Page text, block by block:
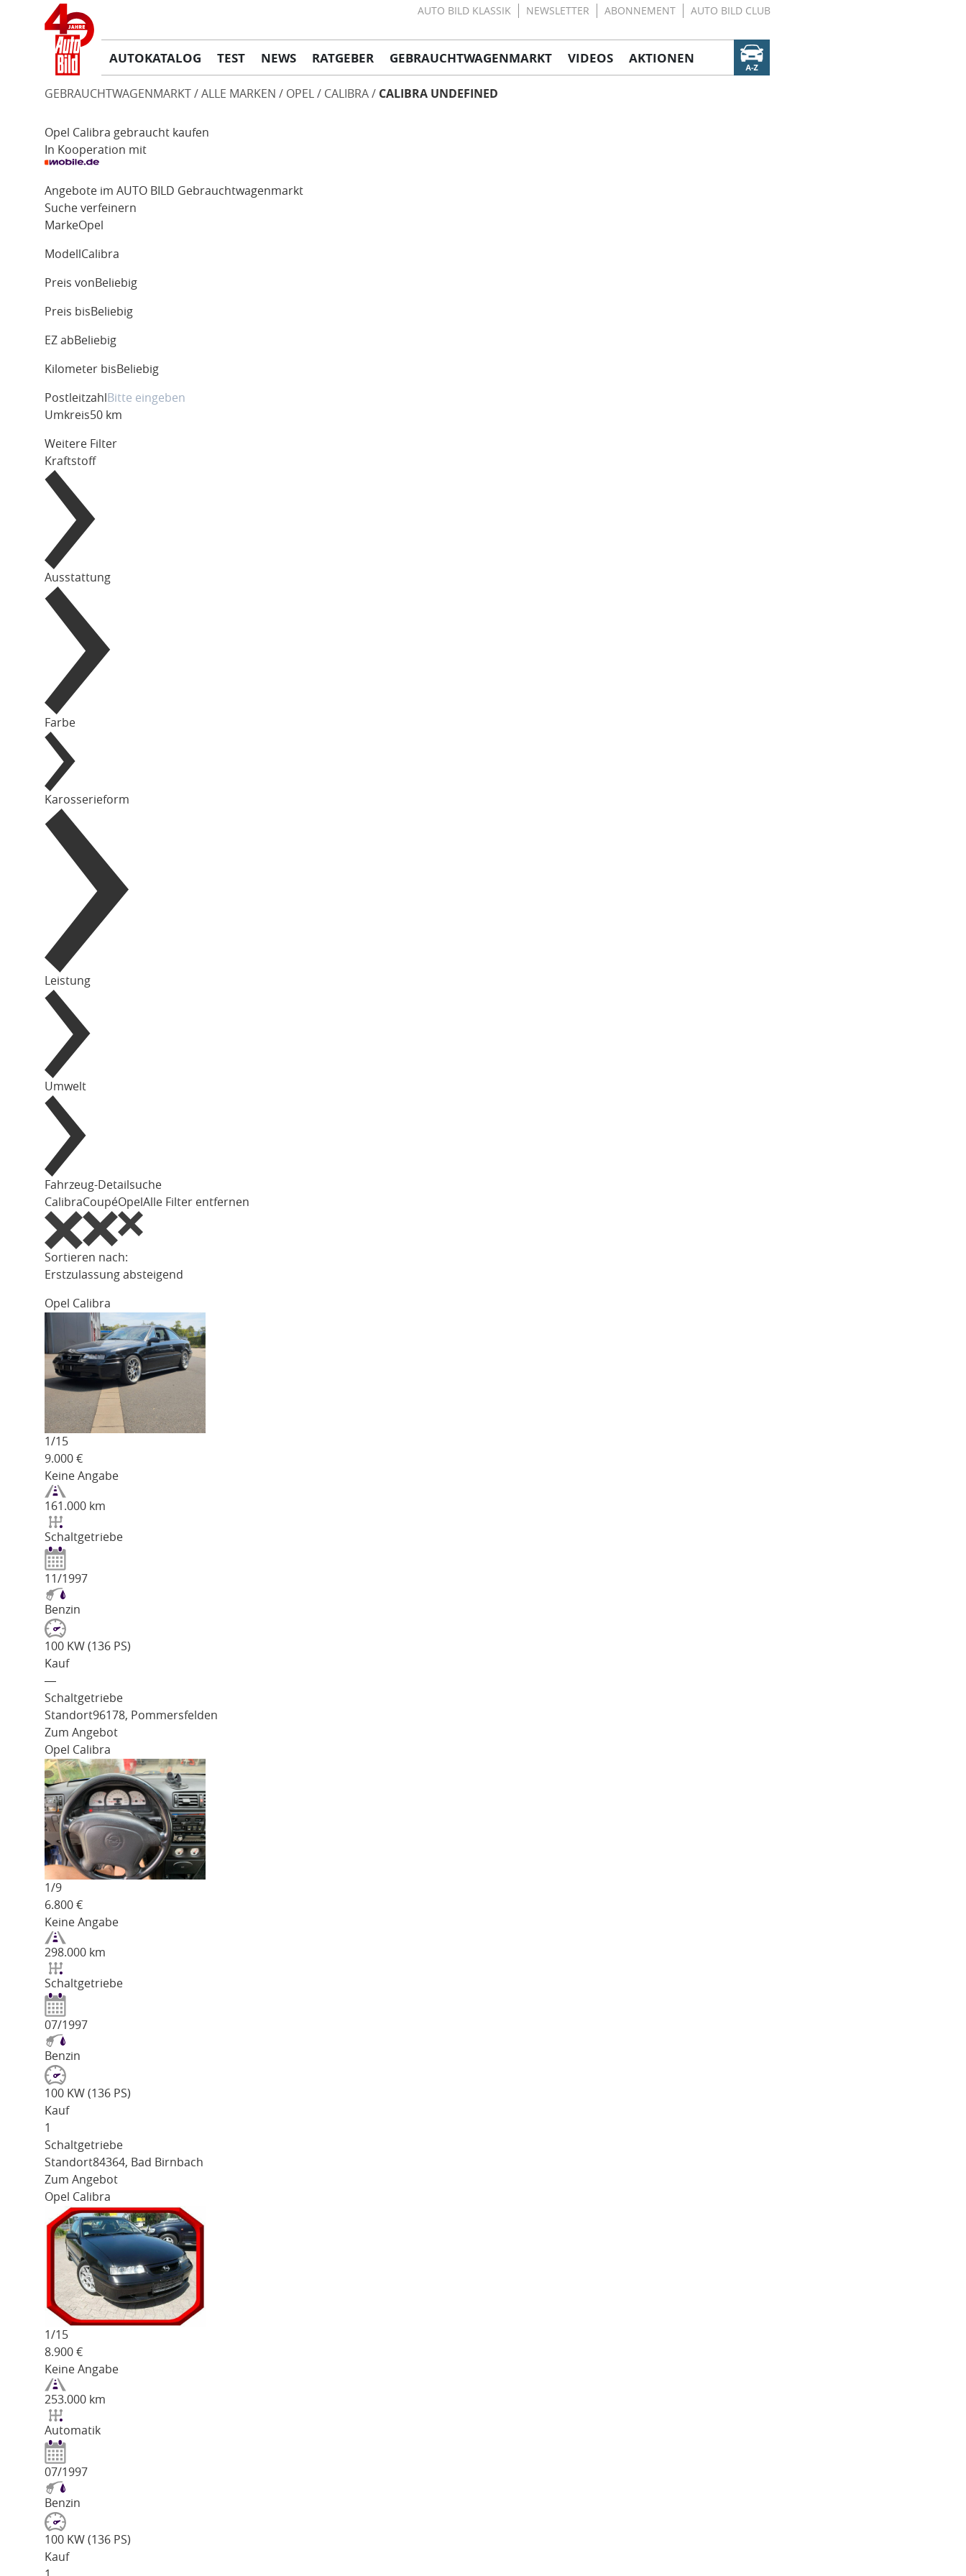
AUTO BILD KLASSIK NEWSLETTER ABONNEMENT AUTO BILD CLUB
AUTOKATALOG TEST NEWS RATGEBER GEBRAUCHTWAGENMARKT VIDEOS AKTIONEN
GEBRAUCHTWAGENMARKT ALLE MARKEN OPEL CALIBRA CALIBRA UNDEFINED
Opel Calibra gebraucht kaufen
In Kooperation mit
Angebote im AUTO BILD Gebrauchtwagenmarkt
Suche verfeinern
MarkeOpel
Modell Calibra
Preis von Beliebig
Preis bis Beliebig
EZ ab Beliebig
Kilometer bis Beliebig
Postleitzahl
Umkreis50 km
Weitere Filter
Kraftstoff
Ausstattung
Farbe
Karosserieform
Leistung
Umwelt
Fahrzeug-Detailsuche
CalibraCoupéOpelAlle Filter entfernen
Sortieren nach:
Erstzulassung absteigend
Opel Calibra
1/15
9.000 €
Keine Angabe
161.000 km
Schaltgetriebe
11/1997
Benzin
100 KW (136 PS)
Kauf
―
Schaltgetriebe
Standort96178, Pommersfelden
Zum Angebot
Opel Calibra
1/9
6.800 €
Keine Angabe
298.000 km
Schaltgetriebe
07/1997
Benzin
100 KW (136 PS)
Kauf
1
Schaltgetriebe
Standort84364, Bad Birnbach
Zum Angebot
Opel Calibra
1/15
8.900 €
Keine Angabe
253.000 km
Automatik
07/1997
Benzin
100 KW (136 PS)
Kauf